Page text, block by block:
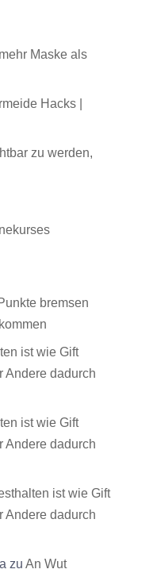
Maske als
Hacks |
zu werden,
bremsen
ist wie Gift
Andere dadurch
ist wie Gift
Andere dadurch
ist wie Gift
Andere dadurch
zu An Wut